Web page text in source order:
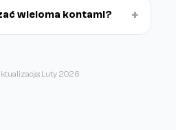
wieloma kontami? +
Luty 2026